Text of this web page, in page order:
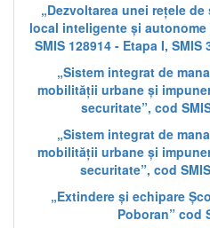
„Dezvoltarea unei rețele
local inteligente și
SMIS 128914 - Etapa I,
„Sistem integrat de
mobilității urbane și
securitate”, cod
„Sistem integrat de
mobilității urbane și
securitate”, cod
„Extindere și echipare
Poboran” cod